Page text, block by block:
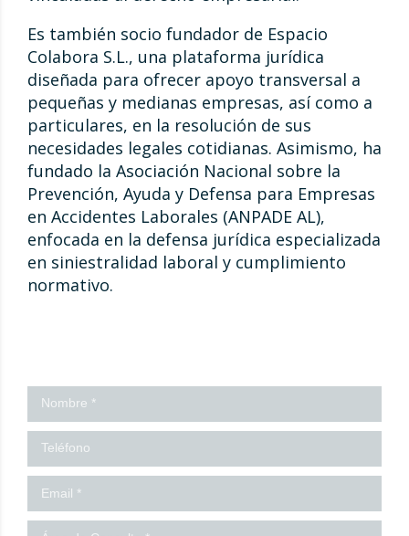
Es también socio fundador de Espacio
Colabora S.L., una plataforma jurídica
diseñada para ofrecer apoyo transversal a
pequeñas y medianas empresas, así como a
particulares, en la resolución de sus
necesidades legales cotidianas. Asimismo, ha
fundado la Asociación Nacional sobre la
Prevención, Ayuda y Defensa para Empresas
en Accidentes Laborales (ANPADE AL),
enfocada en la defensa jurídica especializada
en siniestralidad laboral y cumplimiento
normativo.
¡Contáctanos!